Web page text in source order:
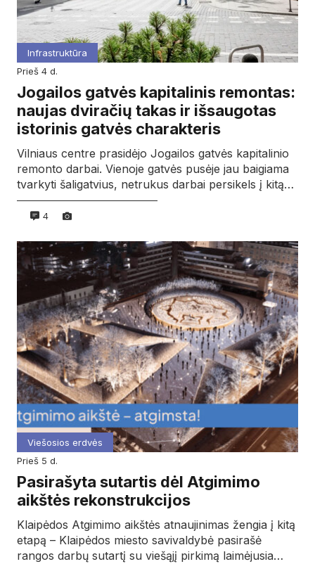
Infrastruktūra
prieš 4 d.
Jogailos gatvės kapitalinis remontas:
naujas dviračių takas ir išsaugotas
istorinis gatvės charakteris
Vilniaus centre prasidėjo Jogailos gatvės kapitalinio
remonto darbai. Vienoje gatvės pusėje jau baigiama
tvarkyti šaligatvius, netrukus darbai persikels į kitą…
4
Viešosios erdvės
prieš 5 d.
Pasirašyta sutartis dėl Atgimimo
aikštės rekonstrukcijos
Klaipėdos Atgimimo aikštės atnaujinimas žengia į kitą
etapą – Klaipėdos miesto savivaldybė pasirašė
rangos darbų sutartį su viešąjį pirkimą laimėjusia…